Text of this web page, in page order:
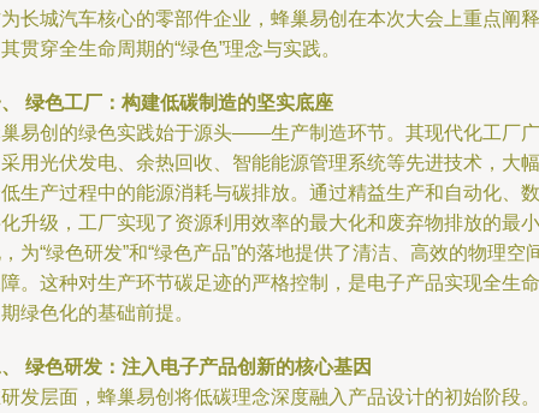
长城汽车核心的零部件企业，蜂巢易创在本次大会上重点阐释
贯穿全生命周期的“绿色”理念与实践。
绿色工厂：构建低碳制造的坚实底座
易创的绿色实践始于源头——生产制造环节。其现代化工厂广
用光伏发电、余热回收、智能能源管理系统等先进技术，大幅
生产过程中的能源消耗与碳排放。通过精益生产和自动化、数
升级，工厂实现了资源利用效率的最大化和废弃物排放的最小
为“绿色研发”和“绿色产品”的落地提供了清洁、高效的物理空
。这种对生产环节碳足迹的严格控制，是电子产品实现全生命
绿色化的基础前提。
绿色研发：注入电子产品创新的核心基因
发层面，蜂巢易创将低碳理念深度融入产品设计的初始阶段。